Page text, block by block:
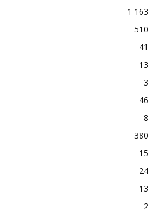
1 163
510
41
13
3
46
8
380
15
24
13
2